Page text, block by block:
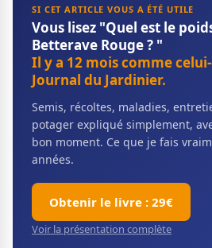
SI CET ARTICLE VOUS A ÉTÉ UTILE
Vous lisez "Quel est le
Betterave Rouge ? "
Il y a 12 mois comme
Journal du Jardinier.
Semis, récoltes, maladies,
potager expliqué simplement,
bon moment. Ce que je fais
années.
Obtenir le livre : 29€
Voir la présentation complète